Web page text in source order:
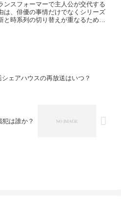
ンスフォーマーで主人公が交代する
は、俳優の事情だけでなくシリーズ
と時系列の切り替えが重なるためで
シェアハウスの再放送はいつ？
犯は誰か？